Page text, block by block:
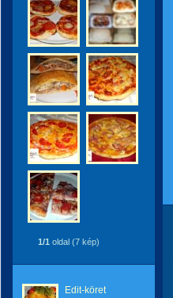
1/1 oldal (7 kép)
Edit-köret